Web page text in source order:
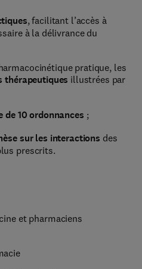
, facilitant l’accès à
à la délivrance du
pratique, les
thérapeutiques illustrées par
de 10 ordonnances ;
sur les interactions des
prescrits.
et pharmaciens